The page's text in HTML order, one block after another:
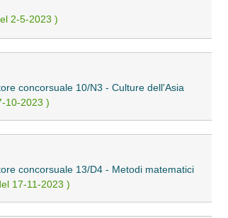
2-5-2023 )
concorsuale 10/N3 - Culture dell'Asia
10-2023 )
concorsuale 13/D4 - Metodi matematici
17-11-2023 )